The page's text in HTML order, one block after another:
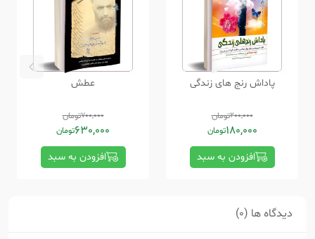
پاداش رنج های زندگی
200,000تومان
180,000تومان
افزودن به سبد
عطش
700,000تومان
630,000تومان
افزودن به سبد
دیدگاه ها (0)